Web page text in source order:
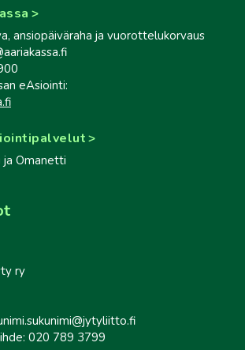
ansiopäiväraha ja vuorottelukorvaus
eAsiointi:
ja Omanetti
ry
020 789 3799